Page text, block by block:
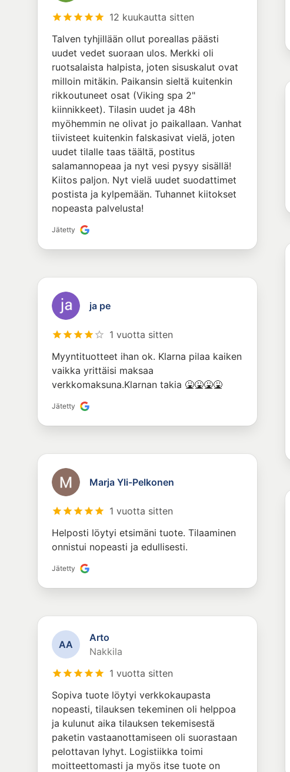
12 kuukautta sitten
Talven tyhjillään ollut poreallas päästi
uudet vedet suoraan ulos. Merkki oli
ruotsalaista halpista, joten sisuskalut ovat
milloin mitäkin. Paikansin sieltä kuitenkin
rikkoutuneet osat (Viking spa 2"
kiinnikkeet). Tilasin uudet ja 48h
myöhemmin ne olivat jo paikallaan. Vanhat
tiivisteet kuitenkin falskasivat vielä, joten
uudet tilalle taas täältä, postitus
salamannopeaa ja nyt vesi pysyy sisällä!
Kiitos paljon. Nyt vielä uudet suodattimet
postista ja kylpemään. Tuhannet kiitokset
nopeasta palvelusta!
Jätetty
ja pe
1 vuotta sitten
Myyntituotteet ihan ok. Klarna pilaa kaiken
vaikka yrittäisi maksaa
verkkomaksuna.Klarnan takia 🤮🤮🤮🤮
Jätetty
Marja Yli-Pelkonen
1 vuotta sitten
Helposti löytyi etsimäni tuote. Tilaaminen
onnistui nopeasti ja edullisesti.
Jätetty
AA
Arto
Nakkila
1 vuotta sitten
Sopiva tuote löytyi verkkokaupasta
nopeasti, tilauksen tekeminen oli helppoa
ja kulunut aika tilauksen tekemisestä
paketin vastaanottamiseen oli suorastaan
pelottavan lyhyt. Logistiikka toimi
moitteettomasti ja myös itse tuote on